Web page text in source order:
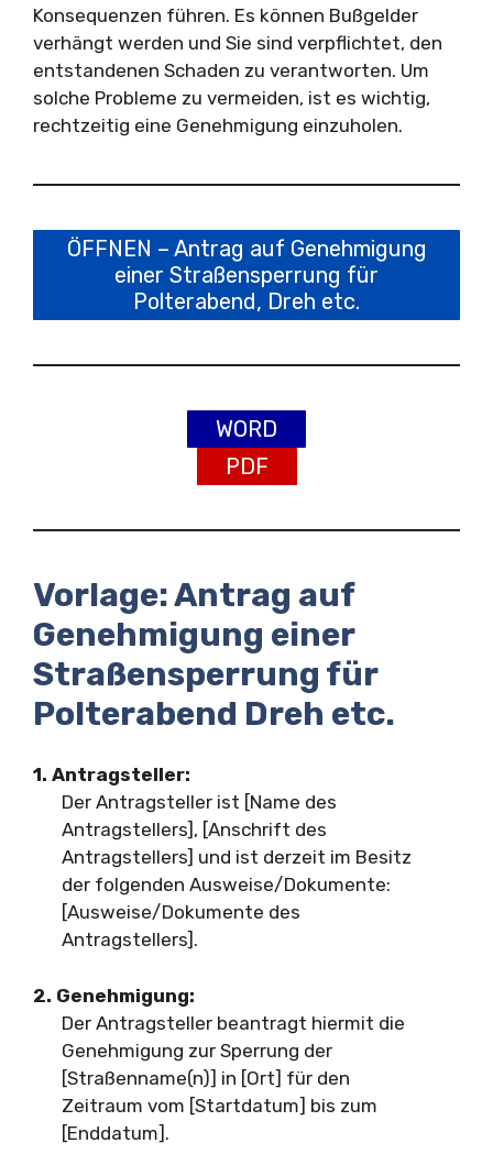
Konsequenzen führen. Es können Bußgelder
verhängt werden und Sie sind verpflichtet, den
entstandenen Schaden zu verantworten. Um
solche Probleme zu vermeiden, ist es wichtig,
rechtzeitig eine Genehmigung einzuholen.
ÖFFNEN – Antrag auf Genehmigung
einer Straßensperrung für
Polterabend, Dreh etc.
WORD
PDF
Vorlage: Antrag auf
Genehmigung einer
Straßensperrung für
Polterabend Dreh etc.
1. Antragsteller:
Der Antragsteller ist [Name des
Antragstellers], [Anschrift des
Antragstellers] und ist derzeit im Besitz
der folgenden Ausweise/Dokumente:
[Ausweise/Dokumente des
Antragstellers].
2. Genehmigung:
Der Antragsteller beantragt hiermit die
Genehmigung zur Sperrung der
[Straßenname(n)] in [Ort] für den
Zeitraum vom [Startdatum] bis zum
[Enddatum].